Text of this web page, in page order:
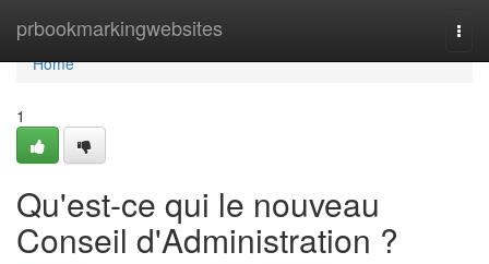
prbookmarkingwebsites
Home
Home
1
Qu'est-ce qui le nouveau
Conseil d'Administration ?